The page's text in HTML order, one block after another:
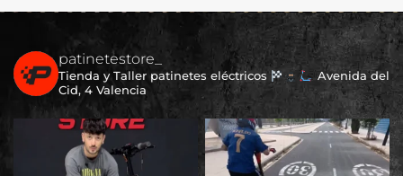
patinetestore_
Tienda y Taller patinetes eléctricos
Avenida del
Cid, 4 Valencia